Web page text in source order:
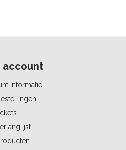
account
informatie